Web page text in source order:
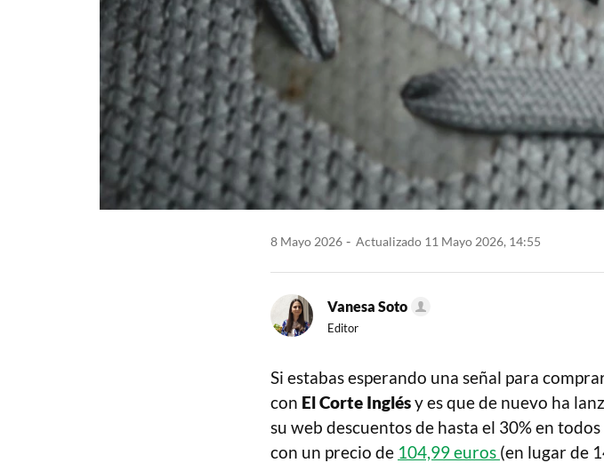
8 Mayo 2026 Actualizado 11 Mayo 2026, 14:55
Vanesa Soto
Editor
Si estabas esperando una señal para
con El Corte Inglésy es que de nuevo ha
su web descuentos de hasta el 30% en
con un precio de 104,99 euros (en lugar de